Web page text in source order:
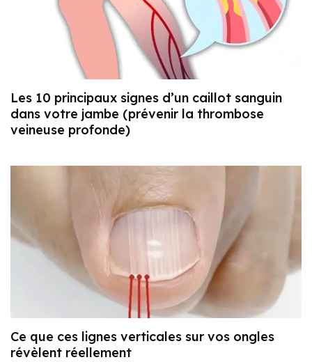
Les 10 principaux signes d’un caillot sanguin
dans votre jambe (prévenir la thrombose
veineuse profonde)
Ce que ces lignes verticales sur vos ongles
révèlent réellement